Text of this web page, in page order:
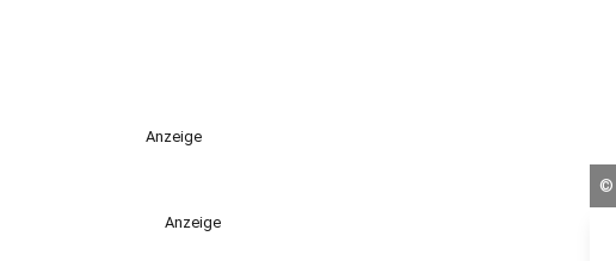
Anzeige
Anzeige
©